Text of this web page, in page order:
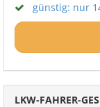
günstig: nur
LKW-FAHRER-